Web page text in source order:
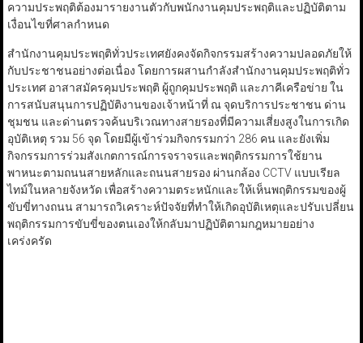
ความประพฤติต้องมารายงานตัวกับพนักงานคุมประพฤติและปฏิบัติตาม
เงื่อนไขที่ศาลกำหนด
สำนักงานคุมประพฤติทั่วประเทศยังคงจัดกิจกรรมสร้างความปลอดภัยให้
กับประชาชนอย่างต่อเนื่อง โดยการผสานกำลังสำนักงานคุมประพฤติทั่ว
ประเทศ อาสาสมัครคุมประพฤติ ผู้ถูกคุมประพฤติ และภาคีเครือข่าย ใน
การสนับสนุนการปฏิบัติงานของเจ้าหน้าที่ ณ จุดบริการประชาชน ด่าน
ชุมชน และด่านตรวจค้นบริเวณทางสายรองที่มีความเสี่ยงสูงในการเกิด
อุบัติเหตุ รวม 56 จุด โดยมีผู้เข้าร่วมกิจกรรมกว่า 286 คน และยังเพิ่ม
กิจกรรมการร่วมสังเกตการณ์การจราจรและพฤติกรรมการใช้ยาน
พาหนะตามถนนสายหลักและถนนสายรอง ผ่านกล้อง CCTV แบบเรียล
ไทม์ในหลายจังหวัด เพื่อสร้างความตระหนักและให้เห็นพฤติกรรมของผู้
ขับขี่ทางถนน สามารถวิเคราะห์ปัจจัยที่ทำให้เกิดอุบัติเหตุและปรับเปลี่ยน
พฤติกรรมการขับขี่ของตนเองให้กลับมาปฏิบัติตามกฎหมายอย่าง
เคร่งครัด